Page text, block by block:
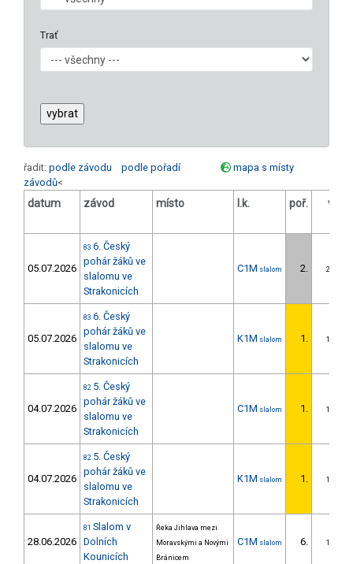
Trať
řadit: podle závodu podle pořadí
mapa s místy
závodů<
datum závod místo l.k. poř. v.k.
05.07.2026
83 6. Český
pohár žáků ve
slalomu ve
Strakonicích
C1M slalom 2. 2/ZS
05.07.2026
83 6. Český
pohár žáků ve
slalomu ve
Strakonicích
K1M slalom 1. 1/ZS
04.07.2026
82 5. Český
pohár žáků ve
slalomu ve
Strakonicích
C1M slalom 1. 1/ZS
04.07.2026
82 5. Český
pohár žáků ve
slalomu ve
Strakonicích
K1M slalom 1. 1/ZS
28.06.2026
81 Slalom v
Dolních
Kounicích
Řeka Jihlava mezi
Moravskými a Novými
Bránicem
C1M slalom 6. 1/ZS